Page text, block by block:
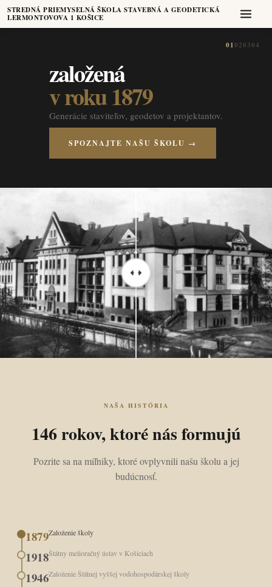
STREDNÁ PRIEMYSELNÁ ŠKOLA STAVEBNÁ A GEODETICKÁ
LERMONTOVOVA 1 KOŠICE
01020304
založená
v roku 1879
Generácie staviteľov, geodetov a projektantov.
SPOZNAJTE NAŠU ŠKOLU →
NAŠA HISTÓRIA
146 rokov, ktoré nás formujú
Pozrite sa na míľniky, ktoré ovplyvnili našu školu a jej
budúcnosť.
1879Založenie školy
1918Štátny melioračný ústav v Košiciach
1946Založenie Štátnej vyššej vodohospodárskej školy